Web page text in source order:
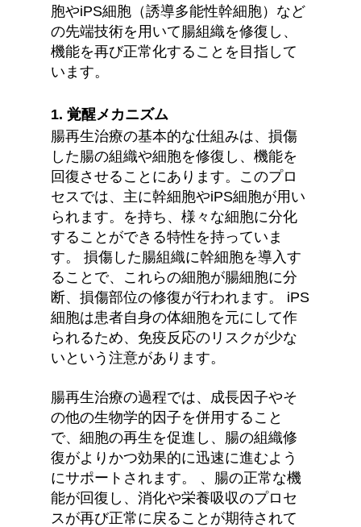
胞やiPS細胞（誘導多能性幹細胞）など
の先端技術を用いて腸組織を修復し、
機能を再び正常化することを目指して
います。
1. 覚醒メカニズム
腸再生治療の基本的な仕組みは、損傷
した腸の組織や細胞を修復し、機能を
回復させることにあります。このプロ
セスでは、主に幹細胞やiPS細胞が用い
られます。を持ち、様々な細胞に分化
することができる特性を持っていま
す。 損傷した腸組織に幹細胞を導入す
ることで、これらの細胞が腸細胞に分
断、損傷部位の修復が行われます。 iPS
細胞は患者自身の体細胞を元にして作
られるため、免疫反応のリスクが少な
いという注意があります。
腸再生治療の過程では、成長因子やそ
の他の生物学的因子を併用すること
で、細胞の再生を促進し、腸の組織修
復がよりかつ効果的に迅速に進むよう
にサポートされます。 、腸の正常な機
能が回復し、消化や栄養吸収のプロセ
スが再び正常に戻ることが期待されて